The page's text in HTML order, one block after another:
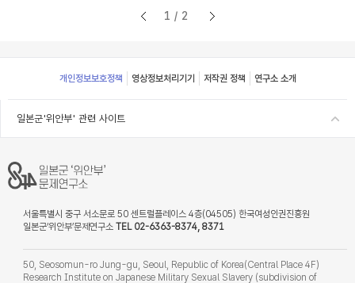
1/2
Footer
개인정보보호정책 영상정보처리기기 저작권 정책 연구소 소개
일본군'위안부' 관련 사이트
서울특별시 중구 서소문로 50 센트럴플레이스 4층(04505) 한국여성인권진흥원
일본군‘위안부’문제연구소 TEL 02-6363-8374, 8371
50, Seosomun-ro Jung-gu, Seoul, Republic of Korea(Central Place 4F)
Research Institute on Japanese Military Sexual Slavery (subdivision of